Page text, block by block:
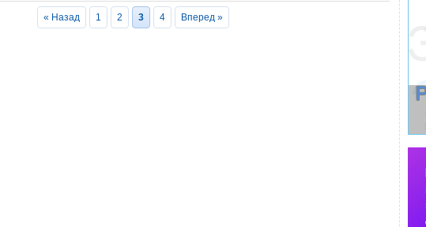
« Назад 1 2 3 4 Вперед »